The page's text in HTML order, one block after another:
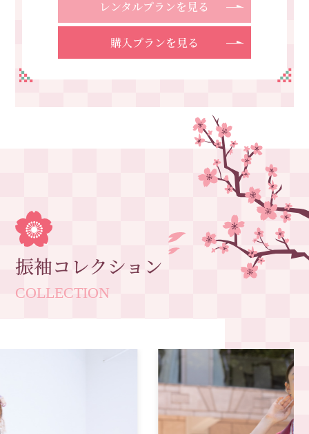
レンタルプランを見る
購入プランを見る
振袖コレクション
COLLECTION